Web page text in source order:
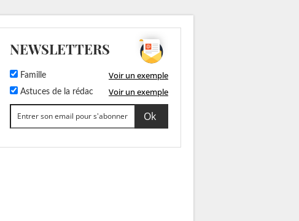
NEWSLETTERS
Famille Voir un exemple
Astuces de la rédac Voir un exemple